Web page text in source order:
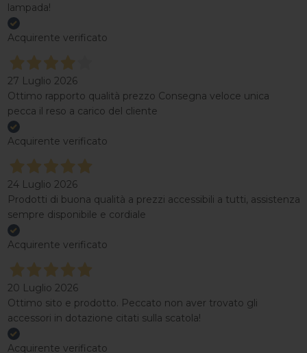
lampada!
Acquirente verificato
27 Luglio 2026
Ottimo rapporto qualità prezzo Consegna veloce unica
pecca il reso a carico del cliente
Acquirente verificato
24 Luglio 2026
Prodotti di buona qualità a prezzi accessibili a tutti, assistenza
sempre disponibile e cordiale
Acquirente verificato
20 Luglio 2026
Ottimo sito e prodotto. Peccato non aver trovato gli
accessori in dotazione citati sulla scatola!
Acquirente verificato